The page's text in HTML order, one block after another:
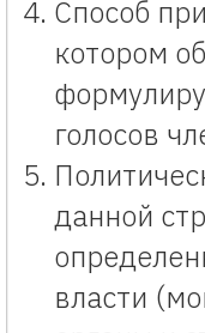
Способ
котором
голосов
данной
власти